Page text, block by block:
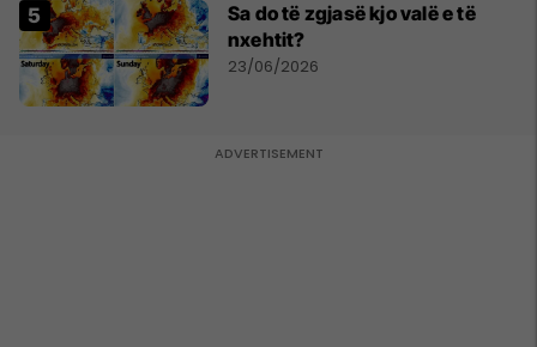
Sa do të zgjasë kjo valë e të
nxehtit?
23/06/2026